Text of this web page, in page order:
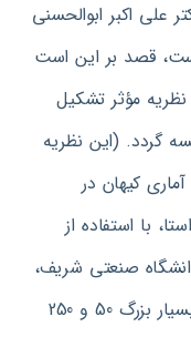
علی‌ اکبر ابوالحسنی
قصد بر این است
نظریه مؤثر تشکیل
گردد. (این نظریه
کیهان در
با استفاده از
صنعتی شریف،
شبیه‌ سازی‌های کیهانی در مقیاس‌های بسیار بزرگ 50 و 250